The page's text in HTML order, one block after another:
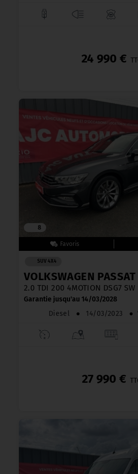
24 990 €
8
SUV 4X4
VOLKSWAGEN
2.0 TDI 200 4MOTION DSG7 SW
Garantie jusqu'au 14/03/2028
Diesel
● 14/03/2023 ●
27 990 €